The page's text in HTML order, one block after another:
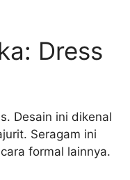
Dress
Desain ini dikenal
Seragam ini
formal lainnya.